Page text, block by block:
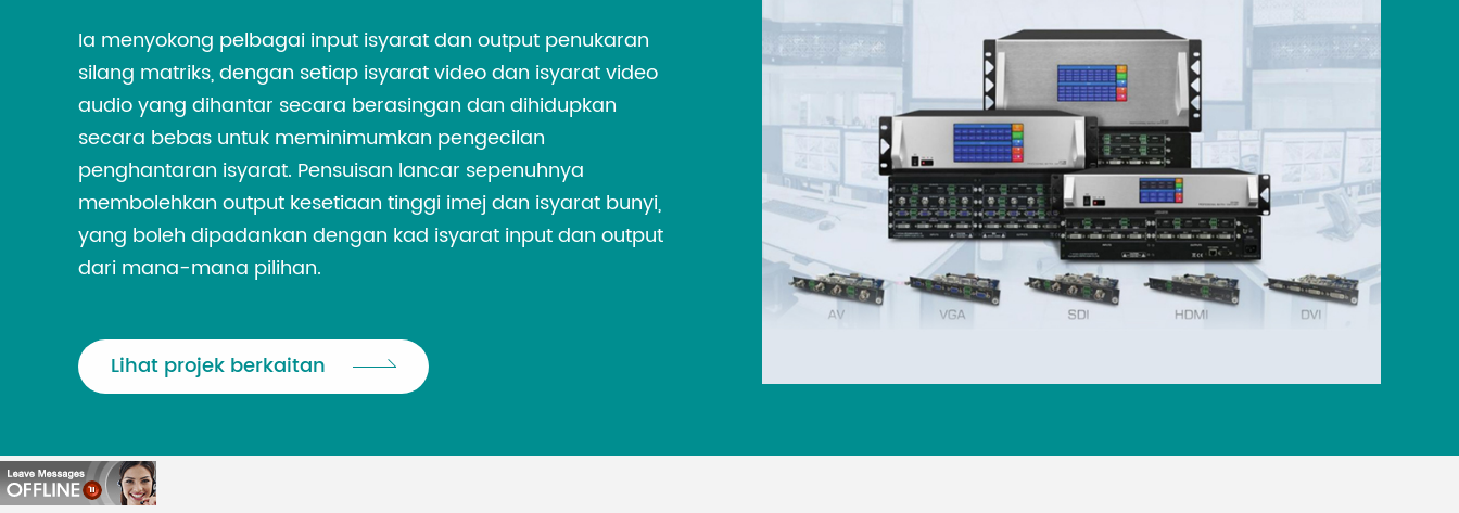
kerosakan kepada cip sensitif dan mahal kerana
penggunaan antara muka luaran yang kasar, jadi
perlindungan ESD sangat penting.
Putaran automatik:Ia datang dengan fungsi putaran,
yang boleh dihidupkan mengikut keperluan pengguna.
Pengguna boleh menetapkan parameter seperti suis
putaran, masa putaran dan saluran putaran untuk
memenuhi pelbagai keperluan paparan anda. Ia
menyediakan sehingga 32 skim konfigurasi saluran output
yang ditakrifkan pengguna dan boleh menyimpan dan
yang anda simpan dengan satu klik.
Ia menyokong pelbagai input isyarat dan output penukaran
silang matriks, dengan setiap isyarat video dan isyarat video
audio yang dihantar secara berasingan dan dihidupkan
secara bebas untuk meminimumkan pengecilan
penghantaran isyarat. Pensuisan lancar sepenuhnya
membolehkan output kesetiaan tinggi imej dan isyarat bunyi,
yang boleh dipadankan dengan kad isyarat input dan output
dari mana-mana pilihan.
Lihat projek berkaitan